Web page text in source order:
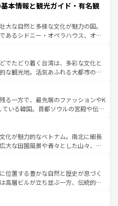
では、音楽と美食が融合した独特の
アメリカの各地域で異なる魅力を楽
性と豊かな歴史を感じることができ
ドトリップや列車の旅も、アメリカ
また、定番の観光地といえばオアフ
求めるならマウイ島やカウアイ島が
グリーンに輝く海をはじめ、豊かな
いる。「アロハスピリット」と呼ば
ルフードやハワイアンミュージッ
スなど、すべてがハワイの魅力を彩
に新しい発見と感動が待っているハ
本情報と観光ガイド・有名観
大な自然と多様な文化が魅力の国。
あるシドニー・オペラハウス、オー
部にそびえるウルル（エアーズロッ
しい原生林やケアンズの熱帯雨林な
ん。また、カフェやワイン、オージ
も充実しており、サーフィンやダイ
ど、アウトドア好きにはたまらな
多彩な魅力を存分に味わいつくそ
でたどり着く台湾は、多彩な文化と
な観光地。活気あふれる大都市の台
帯である台湾東部など、都市の喧騒
しており、訪れる人に新しい発見と
る。また、奥深い台湾の食文化も魅
イーツなど、バラエティ豊かな料理
なお、新着の台湾情報は コンテンツ一覧を参
る一方で、最先端のファッションやK
いる韓国。首都ソウルの宮殿や伝統
ば四季折々の自然美を楽しむことが
チや焼肉、絶品のストリートフード
料理が待っている。夜には、韓国な
、韓国の多彩な魅力を心ゆくまで味
わってみてほしい。 なお、新着の韓国情報はコンテンツ一
化が魅力的なベトナム。南北に細長
大な田園風景や青々とした山々、世
が息づく。ハノイの古い町並みやホ
統治時代の建物も、独特の雰囲気を
、バラエティの豊かさとおいしさで
ミー、ベトナムコーヒーなどは、ぜ
位置する豊かな自然と歴史が息づく
高層ビルが立ち並ぶ一方、伝統的な
。北部ではチェンマイなどの山岳地